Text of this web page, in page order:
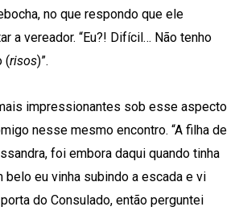
no que respondo que ele
a vereador. “Eu?! Difícil… Não tenho
(risos)”.
impressionantes sob esse aspecto
nesse mesmo encontro. “A filha de
foi embora daqui quando tinha
belo eu vinha subindo a escada e vi
do Consulado, então perguntei